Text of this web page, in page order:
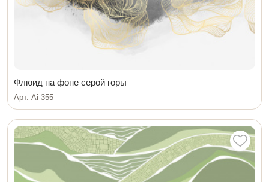
Флюид на фоне серой горы
Арт. Ai-355